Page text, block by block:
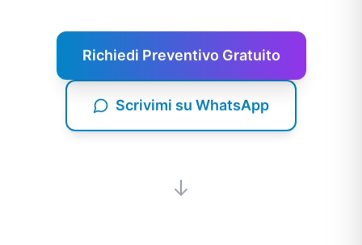
Richiedi Preventivo Gratuito
Scrivimi su WhatsApp